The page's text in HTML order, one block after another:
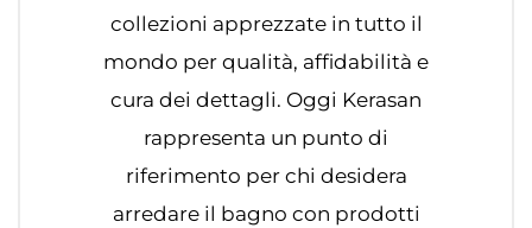
collezioni apprezzate in tutto il
mondo per qualità, affidabilità e
cura dei dettagli. Oggi Kerasan
rappresenta un punto di
riferimento per chi desidera
arredare il bagno con prodotti